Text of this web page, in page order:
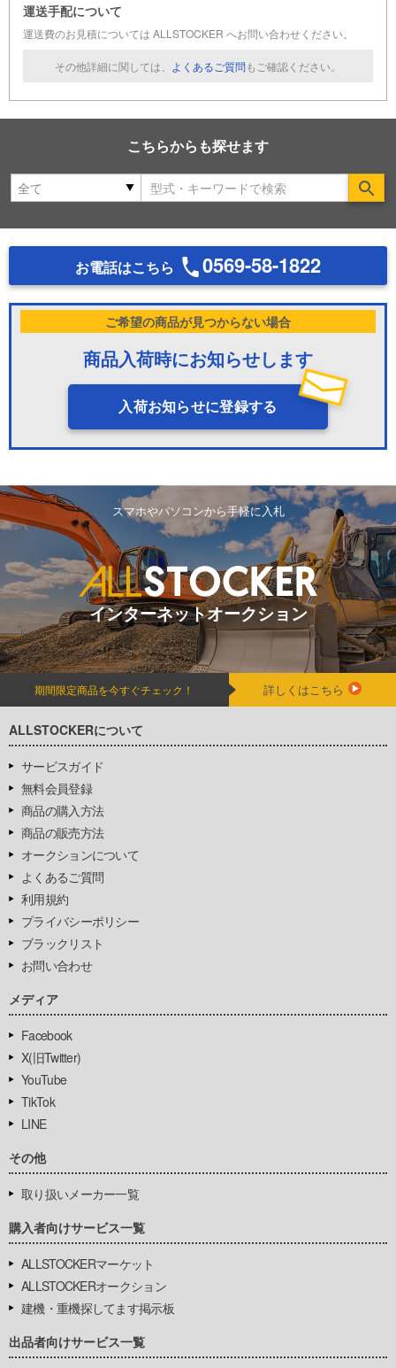
運送手配について
運送費のお見積については ALLSTOCKER へお問い合わせください。
その他詳細に関しては、 よくあるご質問もご確認ください。
こちらからも探せます
お電話はこちら 0569-58-1822
ご希望の商品が見つからない場合
商品入荷時にお知らせします
入荷お知らせに登録する
スマホやパソコンから手軽に入札
インターネットオークション
期間限定商品を今すぐチェック！ 詳しくはこちら
ALLSTOCKERについて
サービスガイド
無料会員登録
商品の購入方法
商品の販売方法
オークションについて
よくあるご質問
利用規約
プライバシーポリシー
ブラックリスト
お問い合わせ
メディア
Facebook
X(旧Twitter)
YouTube
TikTok
LINE
その他
取り扱いメーカー一覧
購入者向けサービス一覧
ALLSTOCKERマーケット
ALLSTOCKERオークション
建機・重機探してます掲示板
出品者向けサービス一覧